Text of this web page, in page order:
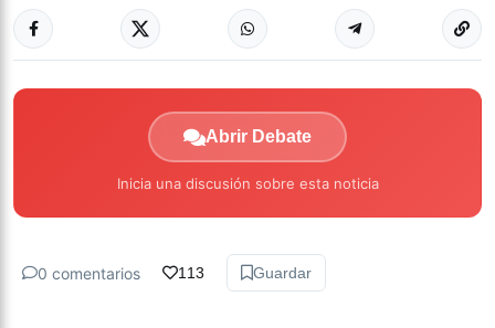
Abrir Debate
Inicia una discusión sobre esta noticia
0 comentarios 113 Guardar